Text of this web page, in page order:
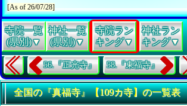
[As of 26/07/28]
寺院一覧
(県別)▼
神社一覧
(県別)▼
寺院ラン
キング▼
神社ラン
キング▼
56.『正光寺』 58.『東福寺』
全国の『真福寺』【109カ寺】の一覧表